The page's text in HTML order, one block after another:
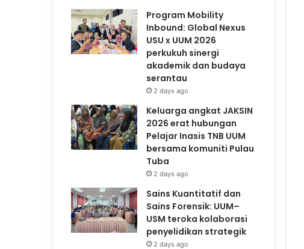
Program Mobility
Inbound: Global Nexus
USU x UUM 2026
perkukuh sinergi
akademik dan budaya
serantau
2 days ago
Keluarga angkat JAKSIN
2026 erat hubungan
Pelajar Inasis TNB UUM
bersama komuniti Pulau
Tuba
2 days ago
Sains Kuantitatif dan
Sains Forensik: UUM–
USM teroka kolaborasi
penyelidikan strategik
2 days ago